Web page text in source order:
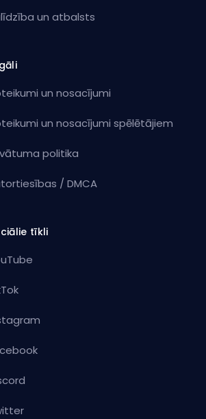
un atbalsts
un nosacījumi
un nosacījumi spēlētājiem
politika
/ DMCA
tīkli